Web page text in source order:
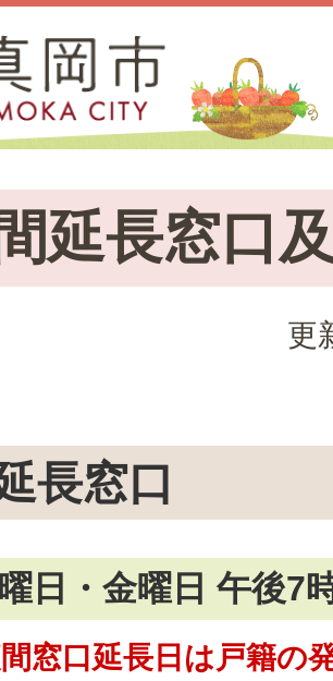
延長窓口
更
長窓口
日・金曜日 午後7
窓口延長日は戸籍の